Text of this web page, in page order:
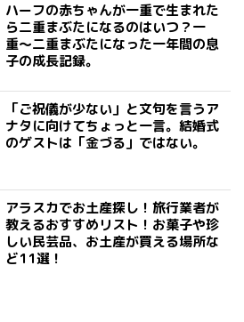
ハーフの赤ちゃんが一重で生まれた
ら二重まぶたになるのはいつ？一
重〜二重まぶたになった一年間の息
子の成長記録。
「ご祝儀が少ない」と文句を言うア
ナタに向けてちょっと一言。結婚式
のゲストは「金づる」ではない。
アラスカでお土産探し！旅行業者が
教えるおすすめリスト！お菓子や珍
しい民芸品、お土産が買える場所な
ど11選！